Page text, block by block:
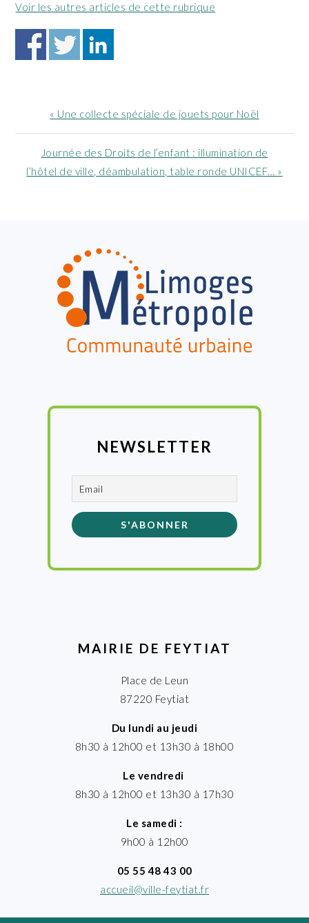
Voir les autres articles de cette rubrique
Article
précédent
:
« Une collecte spéciale de jouets pour Noël
Article
suivant
Journée des Droits de l’enfant : illumination de
l’hôtel de ville, déambulation, table ronde UNICEF… »
NEWSLETTER
MAIRIE DE FEYTIAT
Place de Leun
87220 Feytiat
Du lundi au jeudi
8h30 à 12h00 et 13h30 à 18h00
Le vendredi
8h30 à 12h00 et 13h30 à 17h30
Le samedi :
9h00 à 12h00
05 55 48 43 00
accueil@ville-feytiat.fr